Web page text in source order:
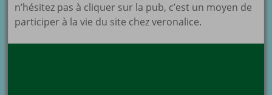
n’hésitez pas à cliquer sur la pub, c’est un moyen de
participer à la vie du site chez veronalice.